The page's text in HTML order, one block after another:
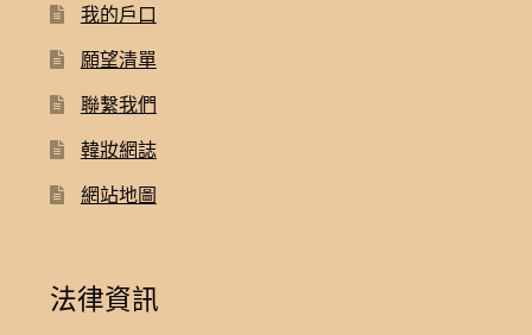
我的戶口
願望清單
聯繫我們
韓妝網誌
網站地圖
法律資訊